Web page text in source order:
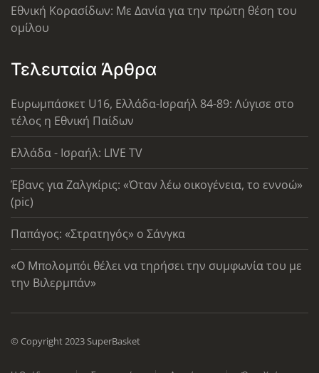
Εθνική Κορασίδων: Με Δανία για την πρώτη θέση του
ομίλου
Τελευταία Άρθρα
Ευρωμπάσκετ U16, Ελλάδα-Ισραήλ 84-89: Λύγισε στο
τέλος η Εθνική Παίδων
Ελλάδα - Ισραήλ: LIVE TV
Έβανς για Ζαλγκίρις: «Όταν λέω οικογένεια, το εννοώ»
(pic)
Παπάγος: «Στρατηγός» ο Σάνγκα
«Ο Μπολομπόι θέλει να τηρήσει την συμφωνία του με
την Βιλερμπάν»
© Copyright 2023 SuperBasket